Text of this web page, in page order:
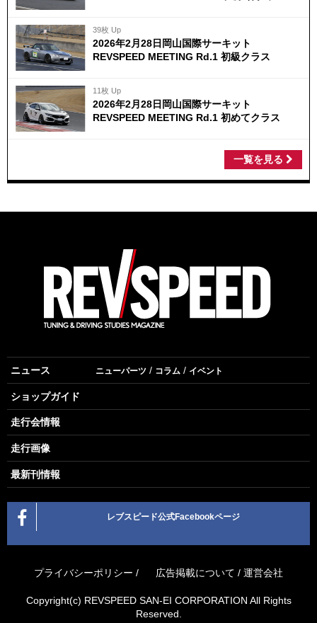
39枚 Up
2026年2月28日岡山国際サーキット
REVSPEED MEETING Rd.1 初級クラス
11枚 Up
2026年2月28日岡山国際サーキット
REVSPEED MEETING Rd.1 初めてクラス
一覧を見る
ニュース ニューパーツ コラム イベント
ショップガイド
走行会情報
走行画像
最新刊情報
レブスピード公式Facebookページ
プライバシーポリシー / 広告掲載について / 運営会社
Copyright(c) REVSPEED SAN-EI CORPORATION All Rights
Reserved.